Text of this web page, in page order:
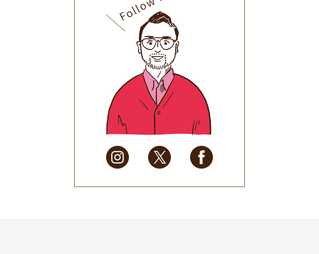
2025年9月(30)
2025年8月(31)
2025年7月(37)
2025年6月(48)
2025年5月
(41)
2025年4月
(32)
2025年3月(31)
2025年2月
(28)
2025年1月
(34)